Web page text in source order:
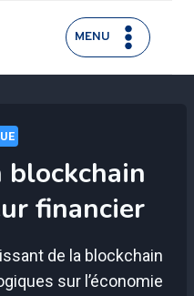
MENU
financier
de la blockchain
sur l’économie